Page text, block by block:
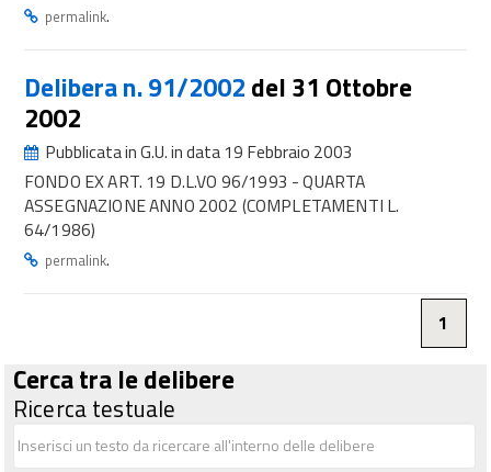
permalink.
Delibera n. 91/2002 del 31 Ottobre
2002
Pubblicata in G.U. in data 19 Febbraio 2003
FONDO EX ART. 19 D.L.VO 96/1993 - QUARTA
ASSEGNAZIONE ANNO 2002 (COMPLETAMENTI L.
64/1986)
permalink.
1
Cerca tra le delibere
Ricerca testuale